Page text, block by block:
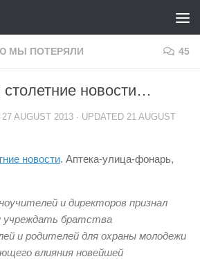
МЫ ПОТЕРЯЛИ 45
новости…
27 AUGUST 2013 · UPDATED 21 AUGUST
новости. Аптека-улица-фонарь,
и директоров признал
учреждать братства
и родителей для охраны молодежи
влияния новейшей